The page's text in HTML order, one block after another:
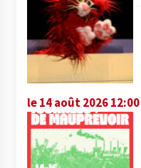
le 14 août 2026 12:00